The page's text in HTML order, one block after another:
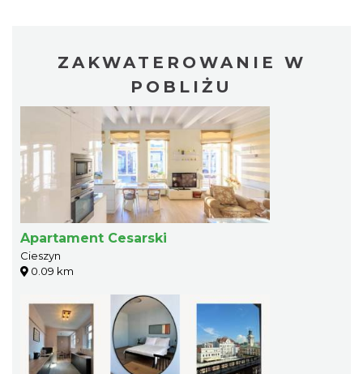
ZAKWATEROWANIE W
POBLIŻU
Apartament Cesarski
Cieszyn
0.09 km